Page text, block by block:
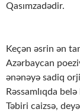
Qasımzadədir.
Keçən əsrin ən
Azərbaycan
ənənəyə sadiq
Rəssamlıqda
Təbiri caizsə,